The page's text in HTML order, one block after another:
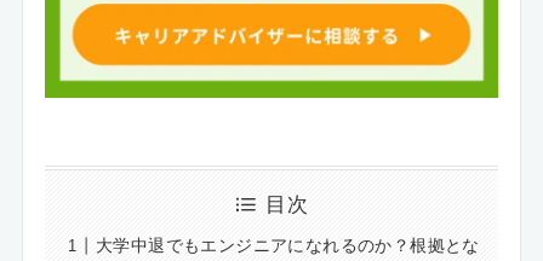
目次
大学中退でもエンジニアになれるのか？根拠とな